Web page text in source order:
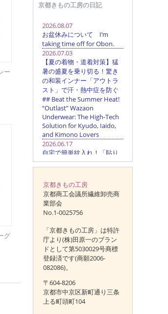
ー
グ
京都きもの工房の日記
京都きもの工房
京都商工会議所繊維卸売商
業部会
No.1-0025756
「京都きもの工房」は特許
庁より(株)田原一のブラン
ドとして第5030029号商標
登録済です(商願2006-
082086)。
〒604-8206
京都市中京区新町通り三条
上る町頭町104